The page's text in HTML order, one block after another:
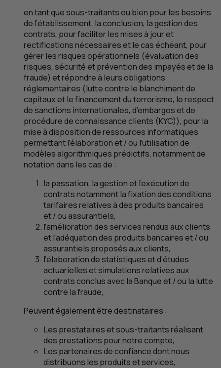
en tant que sous-traitants ou bien pour les besoins
de l’établissement, la conclusion, la gestion des
contrats, pour faciliter les mises à jour et
rectifications nécessaires et le cas échéant, pour
gérer les risques opérationnels (évaluation des
risques, sécurité et prévention des impayés et de la
fraude) et répondre à leurs obligations
réglementaires (lutte contre le blanchiment de
capitaux et le financement du terrorisme, le respect
de sanctions internationales, d’embargos et de
procédure de connaissance clients (KYC)), pour la
mise à disposition de ressources informatiques
permettant l’élaboration et / ou l’utilisation de
modèles algorithmiques prédictifs, notamment de
notation dans les cas de :
la passation, la gestion et l’exécution de
contrats notamment la fixation des conditions
tarifaires relatives à des produits bancaires
et / ou assurantiels,
l’amélioration des services rendus aux clients
et l’adéquation des produits bancaires et / ou
assurantiels proposés aux clients,
l’élaboration de statistiques et d’études
actuarielles et simulations relatives aux
contrats conclus avec la Banque et / ou la lutte
contre la fraude,
Peuvent également être destinataires :
Les prestataires et sous-traitants réalisant
des prestations pour notre compte,
Les partenaires de confiance dont nous
distribuons les produits et services,